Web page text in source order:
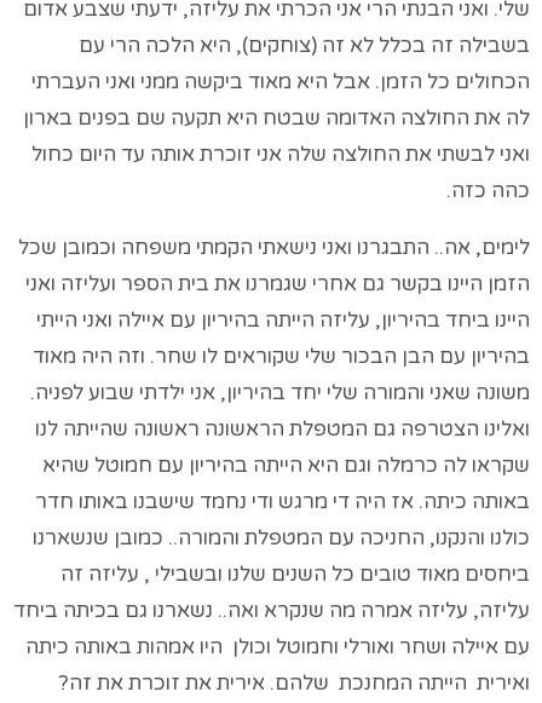
שלי. ואני הבנתי הרי אני הכרתי את עליזה, ידעתי שצבע אדום
בשבילה זה בכלל לא זה (צוחקים), היא הלכה הרי עם
הכחולים כל הזמן. אבל היא מאוד ביקשה ממני ואני העברתי
לה את החולצה האדומה שבטח היא תקעה שם בפנים בארון
ואני לבשתי את החולצה שלה אני זוכרת אותה עד היום כחול
כהה כזה.
לימים, אה.. התבגרנו ואני נישאתי הקמתי משפחה וכמובן שכל
הזמן היינו בקשר גם אחרי שגמרנו את בית הספר ועליזה ואני
היינו ביחד בהיריון, עליזה הייתה בהיריון עם איילה ואני הייתי
בהיריון עם הבן הבכור שלי שקוראים לו שחר. וזה היה מאוד
משונה שאני והמורה שלי יחד בהיריון, אני ילדתי שבוע לפניה.
ואלינו הצטרפה גם המטפלת הראשונה ראשונה שהייתה לנו
שקראו לה כרמלה וגם היא הייתה בהיריון עם חמוטל שהיא
באותה כיתה. אז היה די מרגש ודי נחמד שישבנו באותו חדר
כולנו והנקנו, החניכה עם המטפלת והמורה.. כמובן שנשארנו
ביחסים מאוד טובים כל השנים שלנו ובשבילי , עליזה זה
עליזה, עליזה אמרה מה שנקרא ואה.. נשארנו גם בכיתה ביחד
עם איילה ושחר ואורלי וחמוטל וכולן היו אמהות באותה כיתה
ואירית הייתה המחנכת שלהם. אירית את זוכרת את זה?